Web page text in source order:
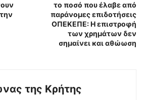
το ποσό που έλαβε από
παράνομες επιδοτήσεις
ΟΠΕΚΕΠΕ: Η επιστροφή
των χρημάτων δεν
σημαίνει και αθώωση
της Κρήτης